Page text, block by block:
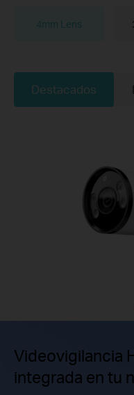
4mm Lens
Destacados
Videovigilancia
integrada en tu